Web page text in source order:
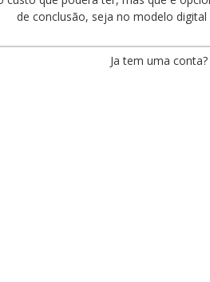
de conclusão, seja no modelo
Ja tem uma conta?